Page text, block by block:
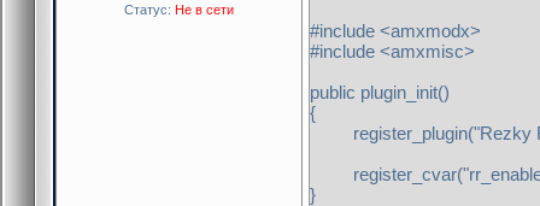
Статус: Не в сети
#include <amxmodx>
#include <amxmisc>
public plugin_init()
{
register_plugin("Rezky
}